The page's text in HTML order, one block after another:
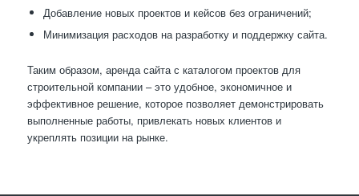
Добавление новых проектов и кейсов без ограничений;
Минимизация расходов на разработку и поддержку сайта.
Таким образом, аренда сайта с каталогом проектов для
строительной компании – это удобное, экономичное и
эффективное решение, которое позволяет демонстрировать
выполненные работы, привлекать новых клиентов и
укреплять позиции на рынке.